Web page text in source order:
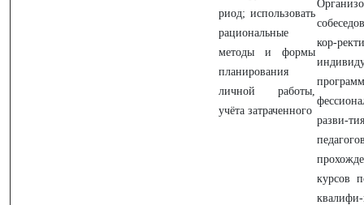
риод; использовать
рациональные
методы и формы
планирования
личной работы,
учёта затраченного
кор-
разви-тия
курсов